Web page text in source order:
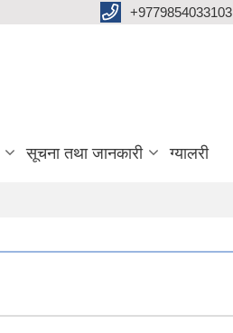
+9779854033103
सूचना तथा जानकारी ग्यालरी